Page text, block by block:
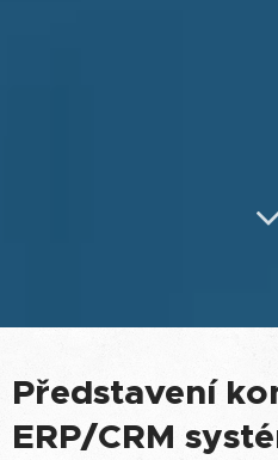
Představení
ERP/CRM